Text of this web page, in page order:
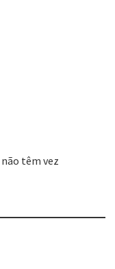
têm vez